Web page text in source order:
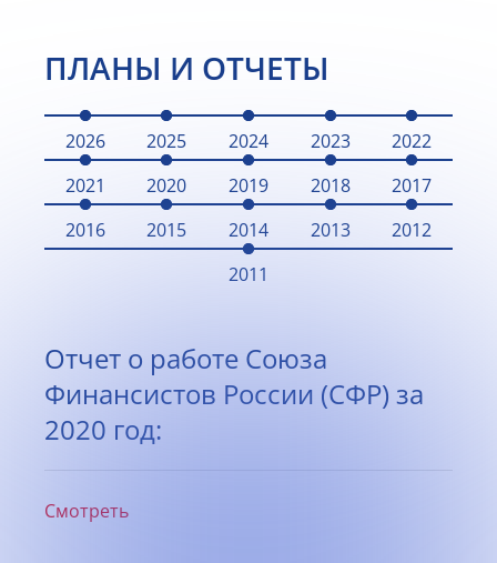
ПЛАНЫ И ОТЧЕТЫ
2026 2025 2024 2023
2022
2021
2020 2019 2018
2017
2016
2015 2014 2013
2012
2011
Отчет о работе Союза
Финансистов России (СФР) за
2020 год:
Смотреть